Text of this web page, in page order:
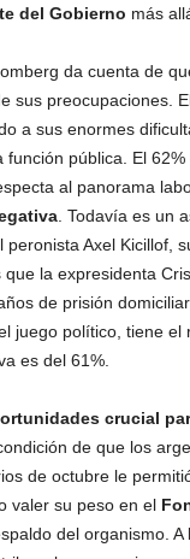
del Gobierno más
da cuenta de
sus preocupaciones.
a sus enormes
pública. El
al panorama
. Todavía es un
Axel Kicillof,
la expresidenta
de prisión
juego político, tiene el
es del 61%.
crucial
de que los
de octubre le
valer su peso en el
del organismo.